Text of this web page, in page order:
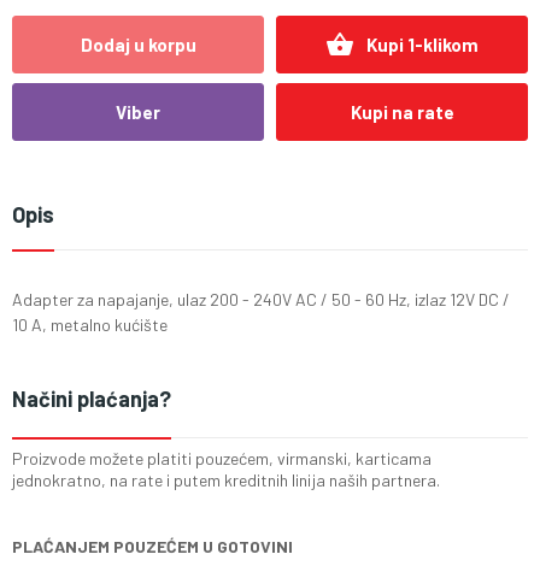
Dodaj u korpu shopping_basket Kupi 1-klikom
Viber Kupi na rate
Opis
Adapter za napajanje, ulaz 200 - 240V AC / 50 - 60 Hz, izlaz 12V DC /
10 A, metalno kućište
Načini plaćanja?
Proizvode možete platiti pouzećem, virmanski, karticama
jednokratno, na rate i putem kreditnih linija naših partnera.
PLAĆANJEM POUZEĆEM U GOTOVINI